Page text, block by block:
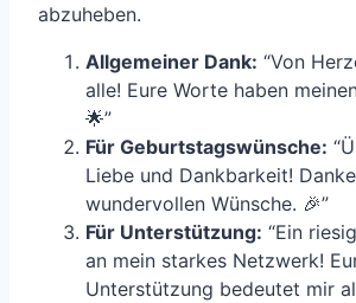
abzuheben.
Allgemeiner Dank: “Von
alle! Eure Worte haben
🌟”
Für Geburtstagswünsche:
Liebe und Dankbarkeit!
wundervollen Wünsche. 🎉”
Für Unterstützung: “Ein
an mein starkes Netzwerk!
Unterstützung bedeutet mir